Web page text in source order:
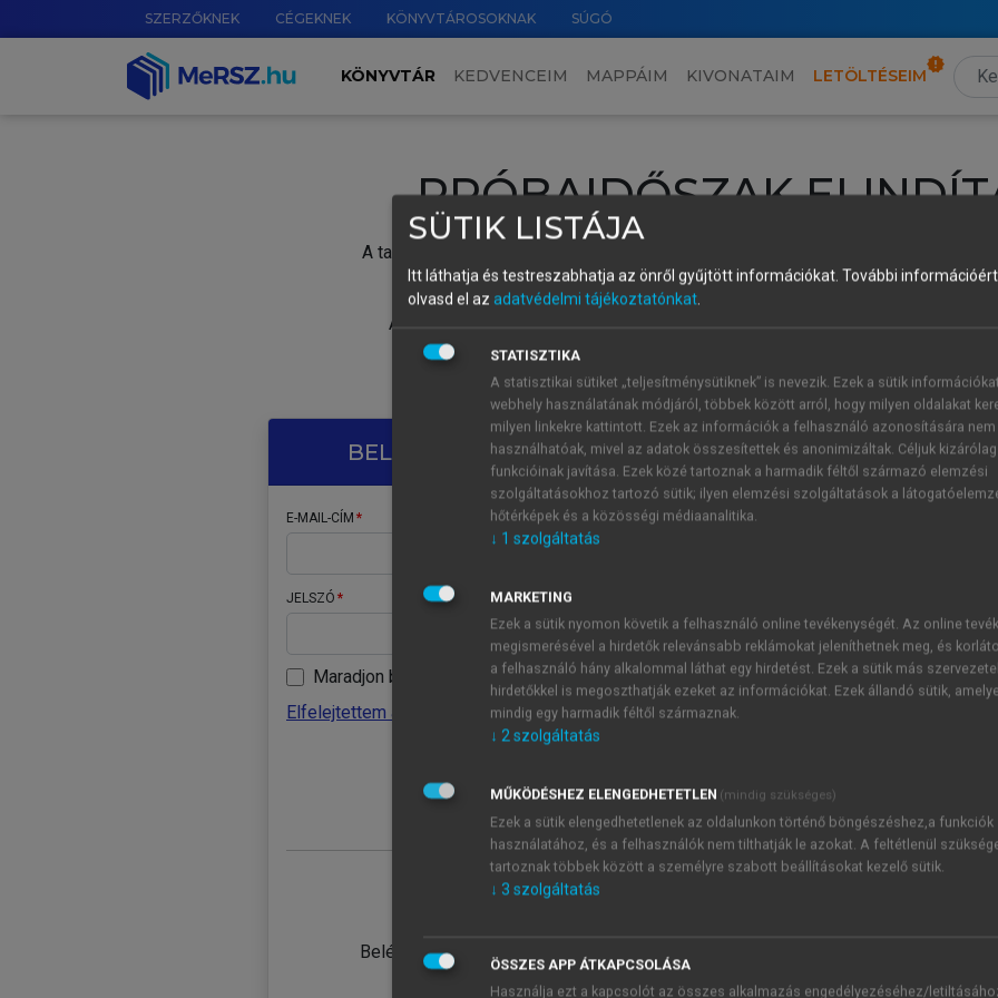
SZERZŐKNEK CÉGEKNEK KÖNYVTÁROSOKNAK SÚGÓ
KÖNYVTÁR KEDVENCEIM MAPPÁIM KIVONATAIM LETÖLTÉSEIM
PRÓBAIDŐSZAK
A tartalom megtekintéséhez lépj be a saját fiókoddal, iskolai azonosítóddal vagy
Új felhasználóként1 óra díjmentes hozzáférésrevagy
A próbaidőszak elindításához,
vagy hozz
A regisztráció után a
BELÉPÉS SAJÁT FIÓKKAL
E-MAIL-CÍM
JELSZÓ
Maradjon belépve
Elfelejtettem a jelszavamat
Belépés intézményi azonosítóval
ÚJ FIÓK
1 óra
JELSZÓ
Kérek értesítést a MeRSZ
Kérek értesítést az
SÜTIK LISTÁJA
Itt láthatja és testreszabhatja az önről gyűjtött információkat. További
olvasd el az adatvédelmi tájékoztatónkat.
STATISZTIKA
A statisztikai sütiket „teljesítménysütiknek” is nevezik. Ezek a sütik
webhely használatának módjáról, többek között arról, hogy milyen oldalakat
milyen linkekre kattintott. Ezek az információk a felhasználó azonosítására nem
használhatóak, mivel az adatok összesítettek és anonimizáltak. Céljuk
funkcióinak javítása. Ezek közé tartoznak a harmadik féltől származó elemzési
szolgáltatásokhoz tartozó sütik; ilyen elemzési szolgáltatások a
hőtérképek és a közösségi médiaanalitika.
↓ 1 szolgáltatás
MARKETING
Ezek a sütik nyomon követik a felhasználó online tevékenységét. Az online
megismerésével a hirdetők relevánsabb reklámokat jeleníthetnek meg, és
a felhasználó hány alkalommal láthat egy hirdetést. Ezek a sütik más
hirdetőkkel is megoszthatják ezeket az információkat. Ezek állandó sütik,
mindig egy harmadik féltől származnak.
↓ 2szolgáltatás
MŰKÖDÉSHEZ ELENGEDHETETLEN (mindig szükséges)
Ezek a sütik elengedhetetlenek az oldalunkon történő böngészéshez,a funkciók
használatához, és a felhasználók nem tilthatják le azokat. A feltétlenül
tartoznak többek között a személyre szabott beállításokat kezelő sütik.
↓ 3 szolgáltatás
ÖSSZES APP ÁTKAPCSOLÁSA
Használja ezt a kapcsolót az összes alkalmazás engedélyezéséhez/